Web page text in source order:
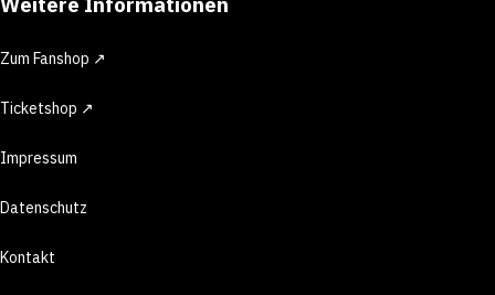
Zum Fanshop ↗
Ticketshop ↗
Impressum
Datenschutz
Kontakt